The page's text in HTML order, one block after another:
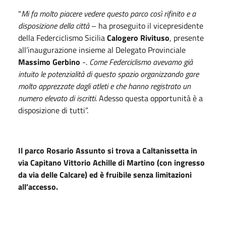
"Mi fa molto piacere vedere questo parco così rifinito e a
disposizione della città– ha proseguito il vicepresidente
della Federciclismo SiciliaCalogero Rivituso, presente
all’inaugurazione insieme al Delegato Provinciale
Massimo Gerbino -. Come Federciclismo avevamo già
intuito le potenzialità di questo spazio organizzando gare
molto apprezzate dagli atleti e che hanno registrato un
numero elevato di iscritti. Adesso questa opportunità è a
disposizione di tutti”.
Il parco Rosario Assunto si trova a Caltanissetta in
via Capitano Vittorio Achille di Martino (con ingresso
da via delle Calcare) ed è fruibile senza limitazioni
all’accesso.